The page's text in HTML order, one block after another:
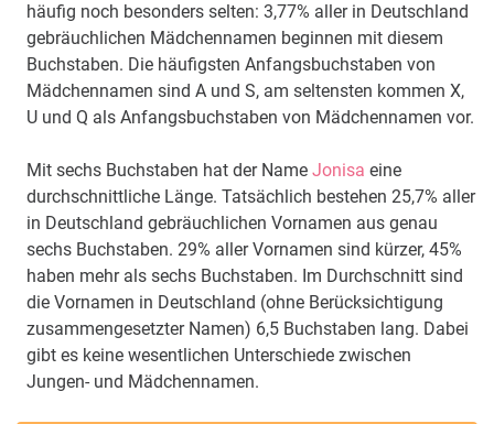
häufig noch besonders selten: 3,77% aller in Deutschland
gebräuchlichen Mädchennamen beginnen mit diesem
Buchstaben. Die häufigsten Anfangsbuchstaben von
Mädchennamen sind A und S, am seltensten kommen X,
U und Q als Anfangsbuchstaben von Mädchennamen vor.
Mit sechs Buchstaben hat der Name Jonisa eine
durchschnittliche Länge. Tatsächlich bestehen 25,7% aller
in Deutschland gebräuchlichen Vornamen aus genau
sechs Buchstaben. 29% aller Vornamen sind kürzer, 45%
haben mehr als sechs Buchstaben. Im Durchschnitt sind
die Vornamen in Deutschland (ohne Berücksichtigung
zusammengesetzter Namen) 6,5 Buchstaben lang. Dabei
gibt es keine wesentlichen Unterschiede zwischen
Jungen- und Mädchennamen.